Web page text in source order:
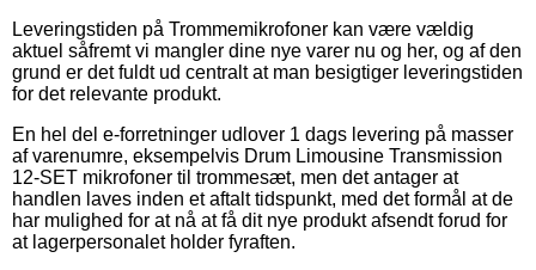
Leveringstiden på Trommemikrofoner kan være vældig
aktuel såfremt vi mangler dine nye varer nu og her, og af den
grund er det fuldt ud centralt at man besigtiger leveringstiden
for det relevante produkt.
En hel del e-forretninger udlover 1 dags levering på masser
af varenumre, eksempelvis Drum Limousine Transmission
12-SET mikrofoner til trommesæt, men det antager at
handlen laves inden et aftalt tidspunkt, med det formål at de
har mulighed for at nå at få dit nye produkt afsendt forud for
at lagerpersonalet holder fyraften.